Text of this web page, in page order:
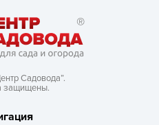
Садовода”.
защищены.